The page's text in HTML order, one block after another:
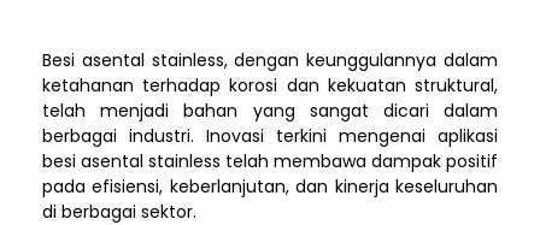
Besi asental stainless, dengan keunggulannya dalam
ketahanan terhadap korosi dan kekuatan struktural,
telah menjadi bahan yang sangat dicari dalam
berbagai industri. Inovasi terkini mengenai aplikasi
besi asental stainless telah membawa dampak positif
pada efisiensi, keberlanjutan, dan kinerja keseluruhan
di berbagai sektor.